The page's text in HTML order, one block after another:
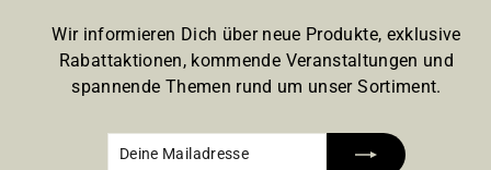
Wir informieren Dich über neue Produkte, exklusive
Rabattaktionen, kommende Veranstaltungen und
spannende Themen rund um unser Sortiment.